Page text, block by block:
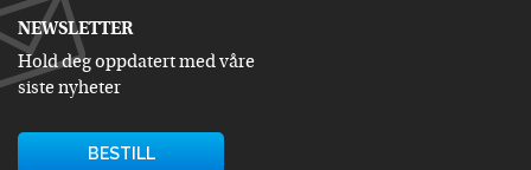
NEWSLETTER
Hold deg oppdatert med våre
siste nyheter
BESTILL